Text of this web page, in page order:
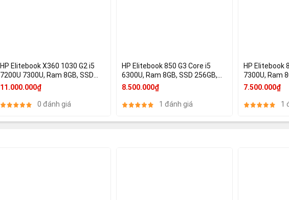
HP Elitebook X360 1030 G2 i5
7200U 7300U, Ram 8GB, SSD
256GB, 14 Full HD Cảm ứng, HD
11.000.000₫
0 đánh giá
HP Elitebook 850 G3 Core i5
6300U, Ram 8GB, SSD 256GB,
15.6 FHD, HD Graphics 520
8.500.000₫
1 đánh giá
HP Elitebook
7300U, Ram
FHD, HD
7.500.000₫
1